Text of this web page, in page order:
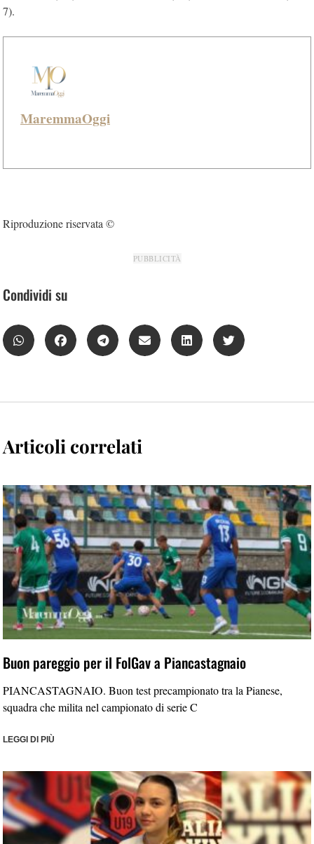
7).
MaremmaOggi
Riproduzione riservata ©
PUBBLICITÀ
Condividi su
Articoli correlati
Buon pareggio per il FolGav a Piancastagnaio
PIANCASTAGNAIO. Buon test precampionato tra la Pianese,
squadra che milita nel campionato di serie C
LEGGI DI PIÙ